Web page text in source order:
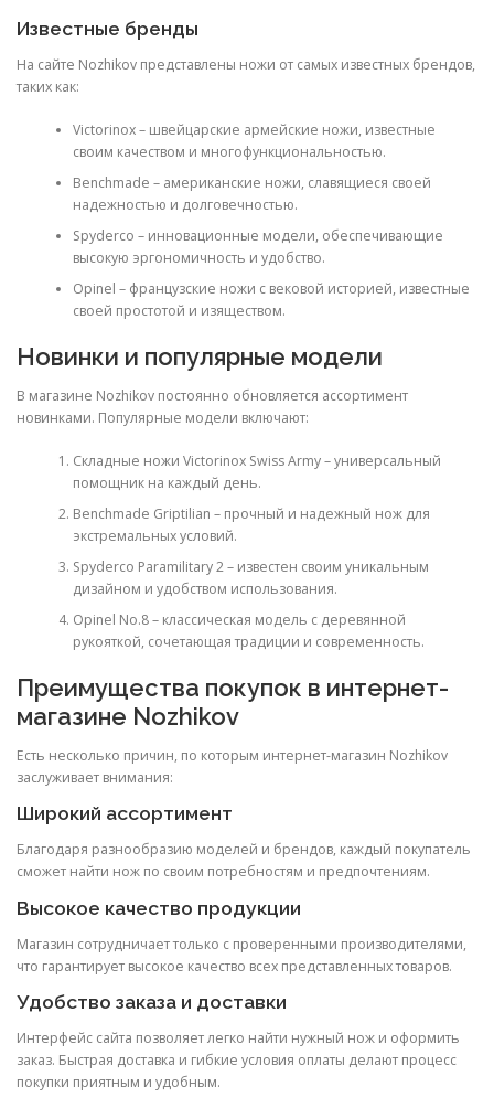
Известные бренды
На сайте Nozhikov представлены ножи от самых известных брендов,
таких как:
Victorinox – швейцарские армейские ножи, известные
своим качеством и многофункциональностью.
Benchmade – американские ножи, славящиеся своей
надежностью и долговечностью.
Spyderco – инновационные модели, обеспечивающие
высокую эргономичность и удобство.
Opinel – французские ножи с вековой историей, известные
своей простотой и изяществом.
Новинки и популярные модели
В магазине Nozhikov постоянно обновляется ассортимент
новинками. Популярные модели включают:
Складные ножи Victorinox Swiss Army – универсальный
помощник на каждый день.
Benchmade Griptilian – прочный и надежный нож для
экстремальных условий.
Spyderco Paramilitary 2 – известен своим уникальным
дизайном и удобством использования.
Opinel No.8 – классическая модель с деревянной
рукояткой, сочетающая традиции и современность.
Преимущества покупок в интернет-
магазине Nozhikov
Есть несколько причин, по которым интернет-магазин Nozhikov
заслуживает внимания:
Широкий ассортимент
Благодаря разнообразию моделей и брендов, каждый покупатель
сможет найти нож по своим потребностям и предпочтениям.
Высокое качество продукции
Магазин сотрудничает только с проверенными производителями,
что гарантирует высокое качество всех представленных товаров.
Удобство заказа и доставки
Интерфейс сайта позволяет легко найти нужный нож и оформить
заказ. Быстрая доставка и гибкие условия оплаты делают процесс
покупки приятным и удобным.